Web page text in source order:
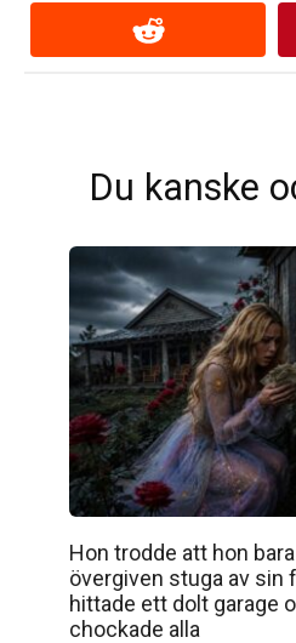
Du kanske
Hon trodde att hon
övergiven stuga av sin
hittade ett dolt garage
chockade alla